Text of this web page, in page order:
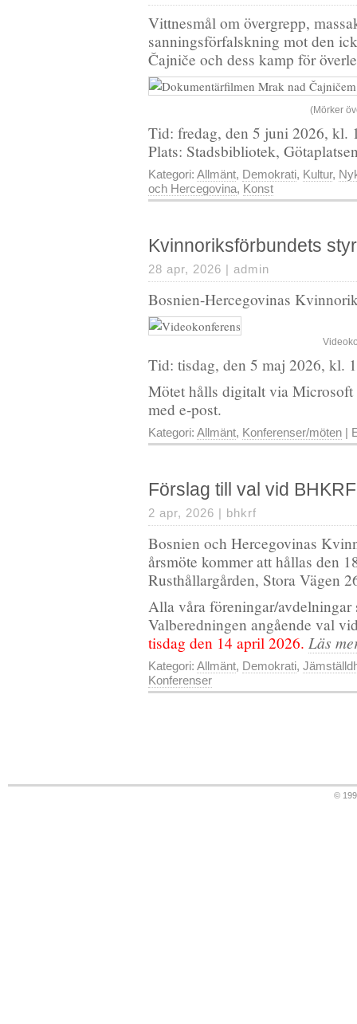
Vittnesmål om övergrepp,
sanningsförfalskning mot den
Čajniče och dess kamp för
(Mörker
Tid: fredag, den 5 juni 2026, kl.
Plats: Stadsbibliotek,
Kategori: Allmänt, Demokrati, Kultur,
och Hercegovina, Konst
Kvinnoriksförbundets
28 apr, 2026 | admin
Bosnien-Hercegovinas
Tid: tisdag, den 5 maj 2026, kl.
Mötet hålls digitalt via
med e-post.
Kategori: Allmänt, Konferenser/möten |
Förslag till val vid
2 apr, 2026 | bhkrf
Bosnien och Hercegovinas
årsmöte kommer att hållas den
Rusthållargården, Stora Vägen
Alla våra föreningar/
Valberedningen angående val
tisdag den 14 april 2026. Läs
Kategori: Allmänt, Demokrati,
Konferenser
©